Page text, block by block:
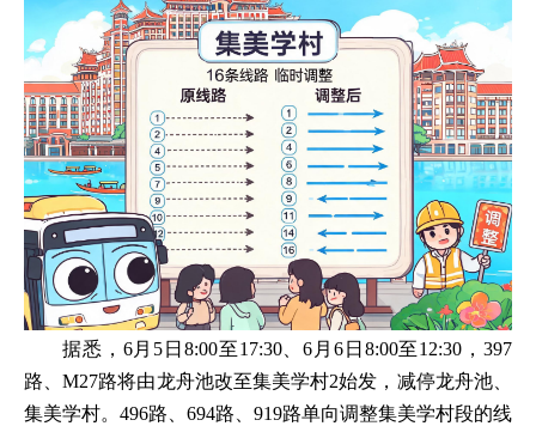
据悉，6月5日8:00至17:30、6月6日8:00至12:30，397
路、M27路将由龙舟池改至集美学村2始发，减停龙舟池、
集美学村。496路、694路、919路单向调整集美学村段的线